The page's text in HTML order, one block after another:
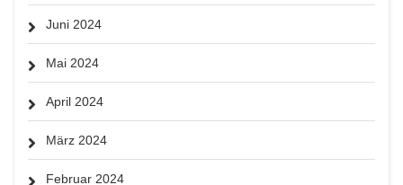
Juni 2024
Mai 2024
April 2024
März 2024
Februar 2024